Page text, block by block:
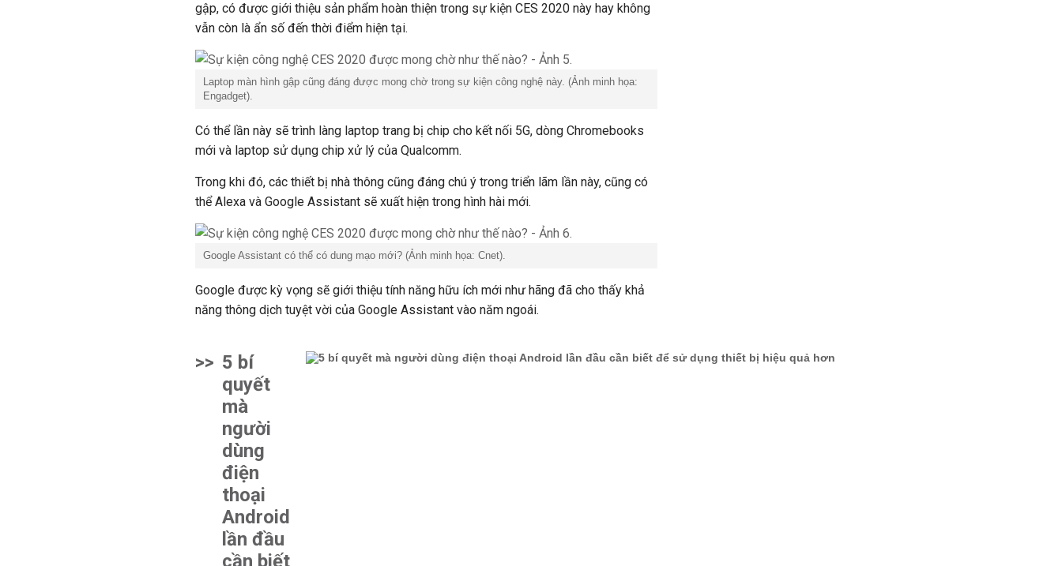
gập, có được giới thiệu sản phẩm hoàn thiện trong sự kiện CES 2020 này hay không
vẫn còn là ẩn số đến thời điểm hiện tại.
Laptop màn hình gập cũng đáng được mong chờ trong sự kiện công nghệ này. (Ảnh minh họa:
Engadget).
Có thể lần này sẽ trình làng laptop trang bị chip cho kết nối 5G, dòng Chromebooks
mới và laptop sử dụng chip xử lý của Qualcomm.
Trong khi đó, các thiết bị nhà thông cũng đáng chú ý trong triển lãm lần này, cũng có
thể Alexa và Google Assistant sẽ xuất hiện trong hình hài mới.
Google Assistant có thể có dung mạo mới? (Ảnh minh họa: Cnet).
Google được kỳ vọng sẽ giới thiệu tính năng hữu ích mới như hãng đã cho thấy khả
năng thông dịch tuyệt vời của Google Assistant vào năm ngoái.
>> 5 bí
quyết
mà
người
dùng
điện
thoại
Android
lần đầu
cần biết